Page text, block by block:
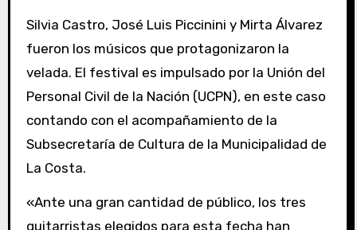
Silvia Castro, José Luis Piccinini y Mirta Álvarez
fueron los músicos que protagonizaron la
velada. El festival es impulsado por la Unión del
Personal Civil de la Nación (UCPN), en este caso
contando con el acompañamiento de la
Subsecretaría de Cultura de la Municipalidad de
La Costa.
«Ante una gran cantidad de público, los tres
guitarristas elegidos para esta fecha han